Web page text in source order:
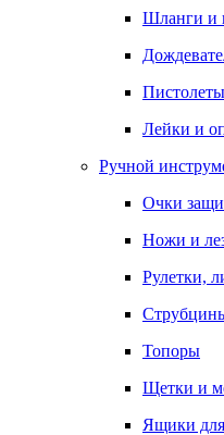
Шланги и
Лейки и
Ручной
Очки
Ножи и
Рулетки,
Топоры
Щетки и
Ящики